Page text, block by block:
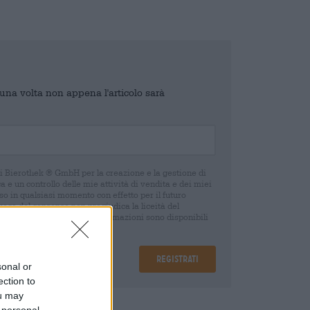
or
to
may
volta non appena l'articolo sarà
® GmbH per la creazione e la gestione di
e un controllo delle mie attività di vendita e dei miei
in qualsiasi momento con effetto per il futuro
del consenso non pregiudica la liceità del
della revoca. Ulteriori informazioni sono disponibili
Registrati
€ 0,25